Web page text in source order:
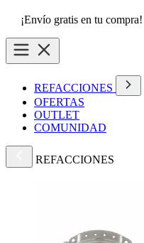
¡Envío gratis en tu compra!
REFACCIONES
OFERTAS
OUTLET
COMUNIDAD
REFACCIONES